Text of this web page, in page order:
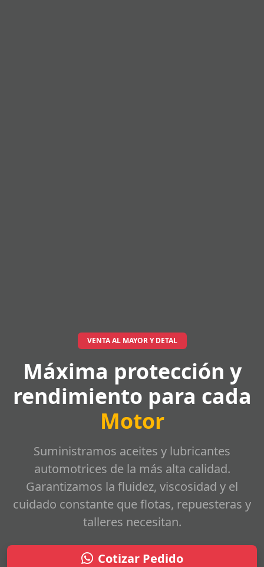
VENTA AL MAYOR Y DETAL
Máxima protección y
rendimiento para cada
Motor
Suministramos aceites y lubricantes
automotrices de la más alta calidad.
Garantizamos la fluidez, viscosidad y el
cuidado constante que flotas, repuesteras y
talleres necesitan.
Cotizar Pedido